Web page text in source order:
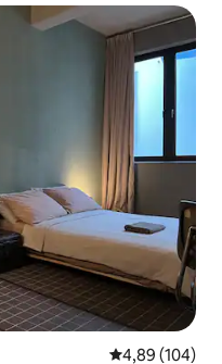
Évaluation
4,89 (104)